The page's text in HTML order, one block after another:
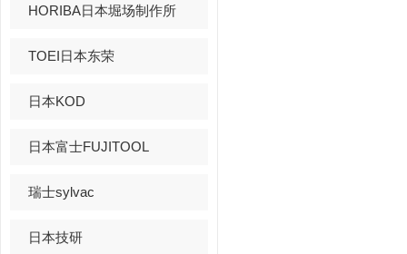
HORIBA日本堀场制作所
TOEI日本东荣
日本KOD
日本富士FUJITOOL
瑞士sylvac
日本技研